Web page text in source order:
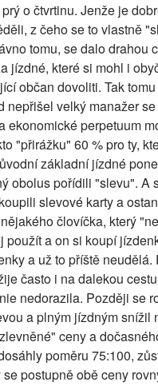
o čtvrtinu. Jenže je
z čeho se to vlastně
tomu, se dalo drahou
jízdné, které si mohl i
občan dovoliti. Tak
nepřišel velký manažer
ekonomické perpetuum
"přirážku" 60 % pro ty,
základní jízdné
obolus pořídili "slevu". A
slevové karty a
človíčka, který
použít a on si koupí
a už to příště
často i na dalekou
nedorazila. Později se
a plným jízdným snížil
ceny a
poměru 75:100,
postupně obě ceny